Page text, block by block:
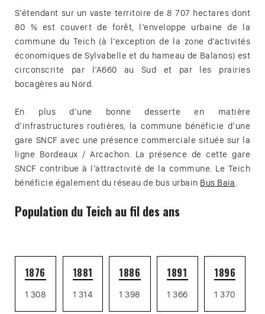
S’étendant sur un vaste territoire de 8 707 hectares dont
80 % est couvert de forêt, l’enveloppe urbaine de la
commune du Teich (à l’exception de la zone d’activités
économiques de Sylvabelle et du hameau de Balanos) est
circonscrite par l’A660 au Sud et par les prairies
bocagères au Nord.
En plus d’une bonne desserte en matière
d’infrastructures routières, la commune bénéficie d’une
gare SNCF avec une présence commerciale située sur la
ligne Bordeaux / Arcachon. La présence de cette gare
SNCF contribue à l’attractivité de la commune. Le Teich
bénéficie également du réseau de bus urbain Bus Baia.
Population du Teich au fil des ans
1876
1 308
1881
1 314
1886
1 398
1891
1 366
1896
1 370